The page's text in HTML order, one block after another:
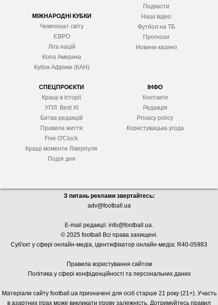
МІЖНАРОДНІ КУБКИ
Чемпіонат світу
ЄВРО
Ліга націй
Копа Америка
Кубок Африки (КАН)
Подкасти
Наші відео
Футбол на ТБ
Прогнози
Новини казино
СПЕЦПРОЄКТИ
Кращі в історії
УПЛ. Best XІ
Битва редакцій
Правила життя
Five O'Clock
Кращі моменти Ліверпуля
Подія дня
ІНФО
Контакти
Редакція
Privacy policy
Користувацька угода
З питань реклами звертайтесь:
adv@football.ua
E-mail редакції: info@football.ua.
© 2025 football Всі права захищені.
Суб'єкт у сфері онлайн-медіа, ідентифікатор онлайн-медіа: R40-05983
Правила користування сайтом
Політика у сфері конфіденційності та персональних даних
Матеріали сайту football.ua призначені для осіб старше 21 року (21+). Участь
в азартних іграх може викликати ігрову залежність. Дотримуйтесь правил